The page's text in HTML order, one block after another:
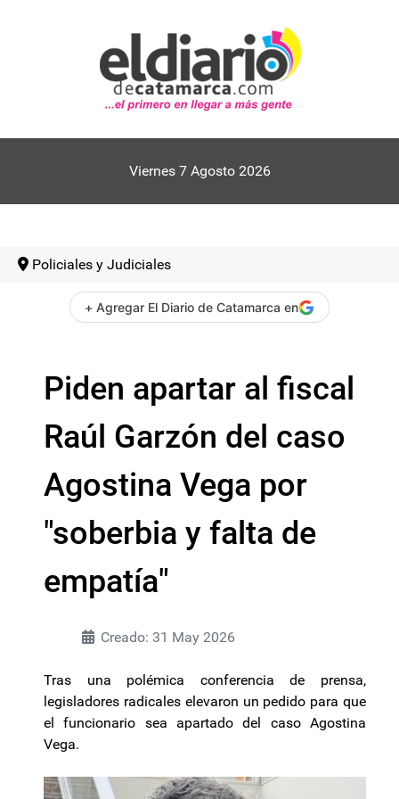
Viernes 7 Agosto 2026
Policiales y Judiciales
+ Agregar El Diario de Catamarca en
Piden apartar al fiscal
Raúl Garzón del caso
Agostina Vega por
"soberbia y falta de
empatía"
Creado: 31 May 2026
Tras una polémica conferencia de prensa,
legisladores radicales elevaron un pedido para que
el funcionario sea apartado del caso Agostina
Vega.